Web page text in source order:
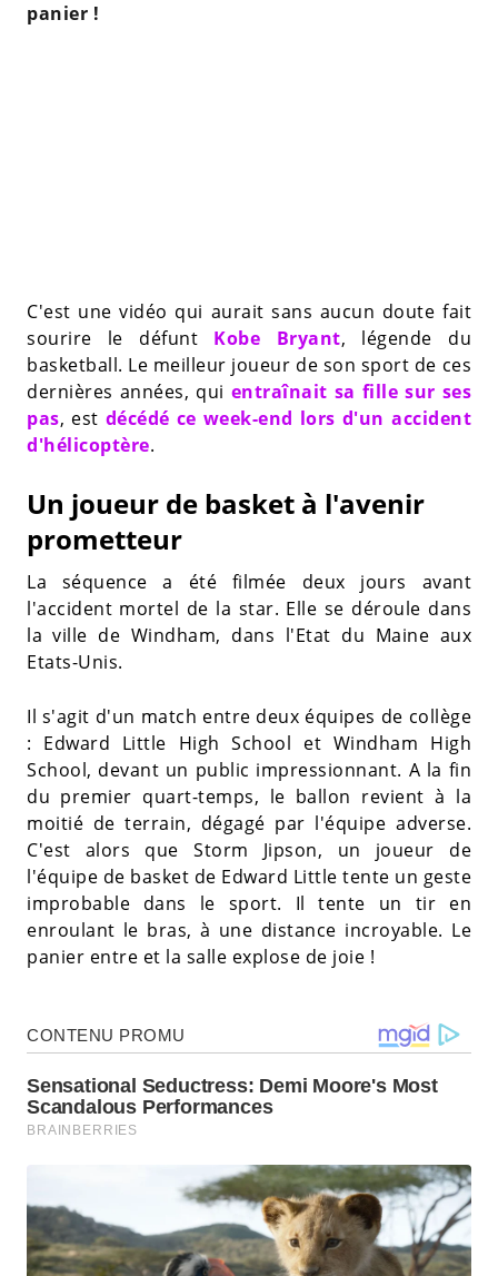
panier !
C'est une vidéo qui aurait sans aucun doute fait
sourire le défunt Kobe Bryant, légende du
basketball. Le meilleur joueur de son sport de ces
dernières années, qui entraînait sa fille sur ses
pas, est décédé ce week-end lors d'un accident
d'hélicoptère.
Un joueur de basket à l'avenir
prometteur
La séquence a été filmée deux jours avant
l'accident mortel de la star. Elle se déroule dans
la ville de Windham, dans l'Etat du Maine aux
Etats-Unis.
Il s'agit d'un match entre deux équipes de collège
: Edward Little High School et Windham High
School, devant un public impressionnant. A la fin
du premier quart-temps, le ballon revient à la
moitié de terrain, dégagé par l'équipe adverse.
C'est alors que Storm Jipson, un joueur de
l'équipe de basket de Edward Little tente un geste
improbable dans le sport. Il tente un tir en
enroulant le bras, à une distance incroyable. Le
panier entre et la salle explose de joie !